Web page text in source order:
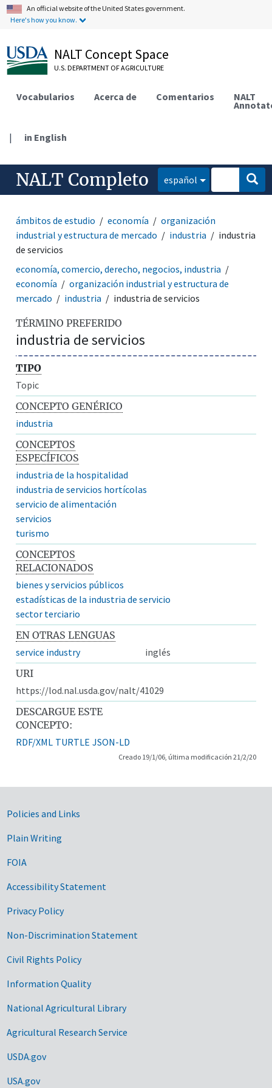
An official website of the United States government.
Here's how you know.
NALT Concept Space
U.S. DEPARTMENT OF AGRICULTURE
Vocabularios Acerca de Comentarios NALT
| in English
NALT Completo español
ámbitos de estudio economía
organización
industrial y estructura de mercado
industria
industria
de servicios
economía, comercio, derecho, negocios, industria
economía
organización industrial y estructura de
mercado
industria industria de servicios
TÉRMINO PREFERIDO
industria de servicios
TIPO
Topic
CONCEPTO GENÉRICO
industria
CONCEPTOS
ESPECÍFICOS
industria de la hospitalidad
industria de servicios hortícolas
servicio de alimentación
servicios
turismo
CONCEPTOS
RELACIONADOS
bienes y servicios públicos
estadísticas de la industria de servicio
sector terciario
EN OTRAS LENGUAS
service industry
inglés
URI
https://lod.nal.usda.gov/nalt/41029
DESCARGUE ESTE
CONCEPTO:
RDF/XML TURTLE JSON-LD
Creado 19/1/06, última modificación 21/2/20
Government Links
Policies and Links
Plain Writing
FOIA
Accessibility Statement
Privacy Policy
Non-Discrimination Statement
Civil Rights Policy
Information Quality
National Agricultural Library
Agricultural Research Service
USDA.gov
USA.gov